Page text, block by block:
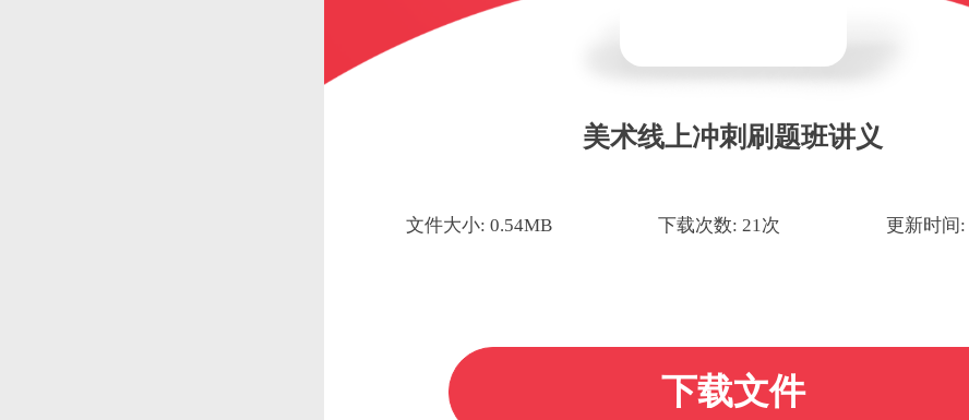
美术线上冲刺刷题班讲义
文件大小: 0.54MB 下载次数: 21次 更新时间:
下载文件